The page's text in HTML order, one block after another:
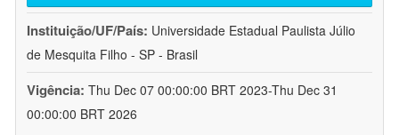
Instituição/UF/País: Universidade Estadual Paulista Júlio
de Mesquita Filho - SP - Brasil
Vigência: Thu Dec 07 00:00:00 BRT 2023-Thu Dec 31
00:00:00 BRT 2026